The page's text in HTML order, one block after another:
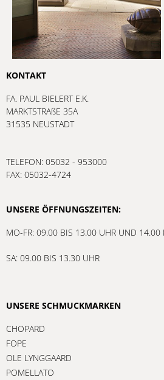
KONTAKT
FA. PAUL BIELERT E.K.
MARKTSTRAßE 35A
31535 NEUSTADT
TELEFON: 05032 - 953000
FAX: 05032-4724
UNSERE ÖFFNUNGSZEITEN:
MO-FR: 09.00 BIS 13.00 UHR UND 14.00
SA: 09.00 BIS 13.30 UHR
UNSERE SCHMUCKMARKEN
CHOPARD
FOPE
OLE LYNGGAARD
POMELLATO